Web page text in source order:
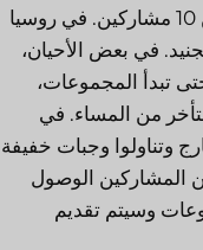
الأمريكية والصين وتايوان، طُلب منا تعيين 10 مشاركين. في روسيا
في بعض الأحيان،
تبدأ المجموعات،
من المساء. في
وتناولوا وجبات خفيفة
المشاركين الوصول
وسيتم تقديم